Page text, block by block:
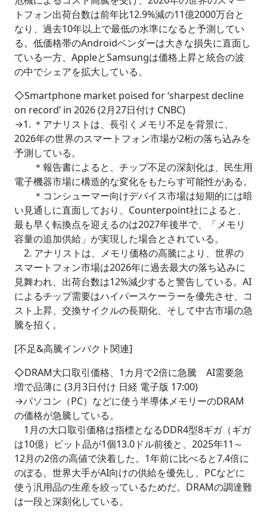
トフォン出荷台数は前年比12.9%減の11億2000万台と
なり、過去10年以上で最低の水準になると予測してい
る。低価格帯のAndroidベンダーは大きな損失に直面し
ている一方、AppleとSamsungは価格上昇と統合の波
の中でシェアを拡大している。
◇Smartphone market poised for ‘sharpest decline
on record’ in 2026 (2月27日付け CNBC)
→1. ＊アナリストは、長引くメモリ不足を背景に、
2026年の世界のスマートフォン市場が2桁の落ち込みを
予測している。
＊報告書によると、チップ不足の深刻化は、民生用
電子機器市場に構造的な変化をもたらす可能性がある。
＊コンシューマー向けデバイス市場は短期的には暗
い見通しに直面しており、Counterpoint社によると、
最も早く転換点を迎えるのは2027年後半で、「メモリ
容量の追加供給」が実現した場合とされている。
2. アナリストは、メモリ価格の高騰により、世界の
スマートフォン市場は2026年に過去最大の落ち込みに
見舞われ、出荷台数は12%減少すると警告している。AI
によるチップ需要はハイパースケーラーを優先させ、コ
スト上昇、交換サイクルの長期化、そして中古市場の急
騰を招く。
[不足&高騰インパクト関連]
◇DRAM大口取引価格、1カ月で2倍に急騰 AI需要急
増で品薄に (3月3日付け 日経 電子版 17:00)
→パソコン（PC）などに使う半導体メモリーのDRAM
の価格が急騰している。
1月の大口取引価格は指標となるDDR4型8ギガ（ギガ
は10億）ビット品が1個13.0ドル前後と、2025年11～
12月の2倍の高値で決着した。1年前に比べると7.4倍に
のぼる。世界大手がAI向けの供給を優先し、PCなどに
使う汎用品の生産を絞っているためだ。DRAMの調達難
は一段と深刻化している。